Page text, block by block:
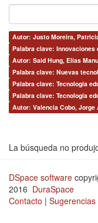
Autor: Justo Moreira,
Palabra clave:
Autor: Said Hung, Elías
Palabra clave: Nuevas
Palabra clave: Tecnología
Palabra clave: Tecnología
Autor: Valencia Cobo, Jorge
La búsqueda no
DSpace software
2016 DuraSpace
Contacto | Sugerencias